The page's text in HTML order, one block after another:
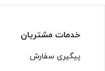
خدمات مشتریان
پیگیری سفارش